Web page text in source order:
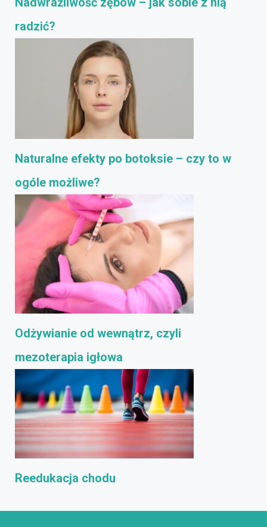
radzić?
Naturalne efekty po botoksie – czy to w
ogóle możliwe?
Odżywianie od wewnątrz, czyli
mezoterapia igłowa
Reedukacja chodu